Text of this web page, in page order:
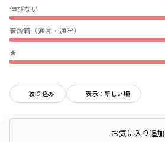
伸びない
普段着（通園・通学）
★
絞り込み 表示：新しい順
店頭在庫を確認するお気に入り追加